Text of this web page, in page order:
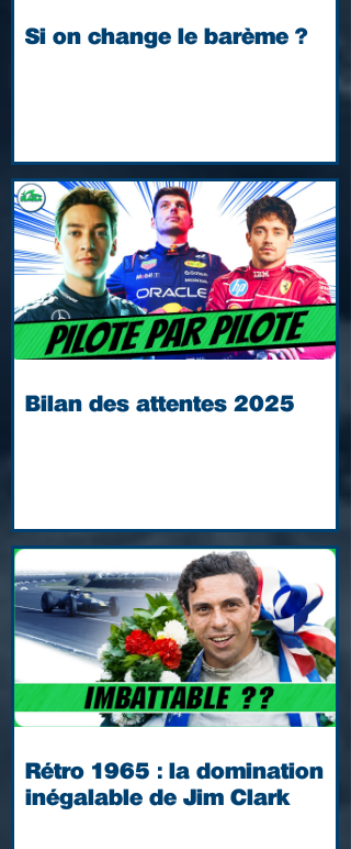
Si on change le barème ?
Bilan des attentes 2025
Rétro 1965 : la domination
inégalable de Jim Clark